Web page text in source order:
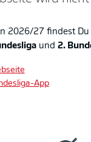
2026/27 findest
und 2.
App